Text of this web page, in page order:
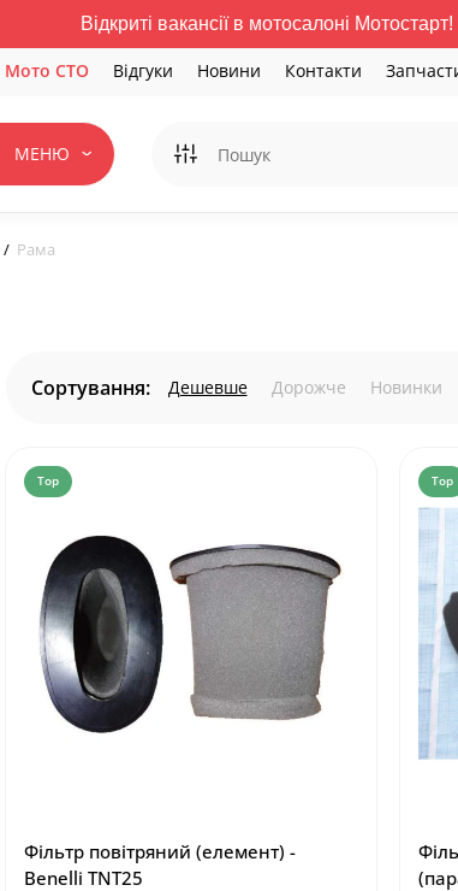
Відкриті вакансії в мотосалоні
Мото СТО Відгуки Новини Контакти
МЕНЮ
Рама
Сортування: Дешевше Дорожче Новинки
Top
Фільтр повітряний (елемент) -
Benelli TNT25
Top